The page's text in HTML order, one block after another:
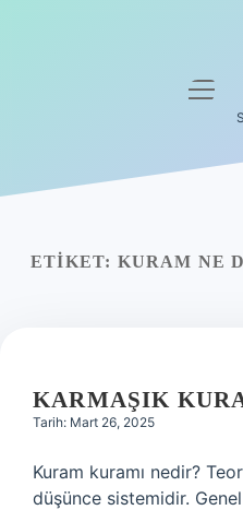
Yasal Uyarı
ETIKET: KURAM NE
KARMAŞIK
Tarih: Mart 26, 2025
Kuram kuramı nedir?
düşünce sistemidir.